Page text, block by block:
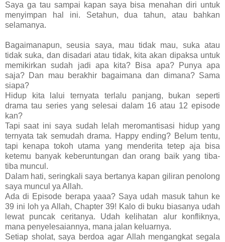
Saya ga tau sampai kapan saya bisa menahan diri untuk
menyimpan hal ini. Setahun, dua tahun, atau bahkan
selamanya.
Bagaimanapun, seusia saya, mau tidak mau, suka atau
tidak suka, dan disadari atau tidak, kita akan dipaksa untuk
memikirkan sudah jadi apa kita? Bisa apa? Punya apa
saja? Dan mau berakhir bagaimana dan dimana? Sama
siapa?
Hidup kita lalui ternyata terlalu panjang, bukan seperti
drama tau series yang selesai dalam 16 atau 12 episode
kan?
Tapi saat ini saya sudah lelah meromantisasi hidup yang
ternyata tak semudah drama. Happy ending? Belum tentu,
tapi kenapa tokoh utama yang menderita tetep aja bisa
ketemu banyak keberuntungan dan orang baik yang tiba-
tiba muncul.
Dalam hati, seringkali saya bertanya kapan giliran penolong
saya muncul ya Allah.
Ada di Episode berapa yaaa? Saya udah masuk tahun ke
39 ini loh ya Allah, Chapter 39! Kalo di buku biasanya udah
lewat puncak ceritanya. Udah kelihatan alur konfliknya,
mana penyelesaiannya, mana jalan keluarnya.
Setiap sholat, saya berdoa agar Allah mengangkat segala